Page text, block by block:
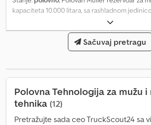
kapaciteta 10.000 litara, sa rashladnom
Sačuvaj pretragu
Polovna Tehnologija za mužu
tehnika (12)
Pretražujte sada ceo TruckScout24 sa